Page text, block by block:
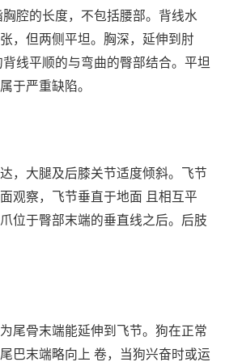
腔的长度，不包括腰部。背线水
，但两侧平坦。胸深，延伸到肘
线平顺的与弯曲的臀部结合。平坦
于严重缺陷。
大腿及后膝关节适度倾斜。飞节
观察，飞节垂直于地面 且相互平
位于臀部末端的垂直线之后。后肢
骨末端能延伸到飞节。狗在正常
巴末端略向上 卷，当狗兴奋时或运